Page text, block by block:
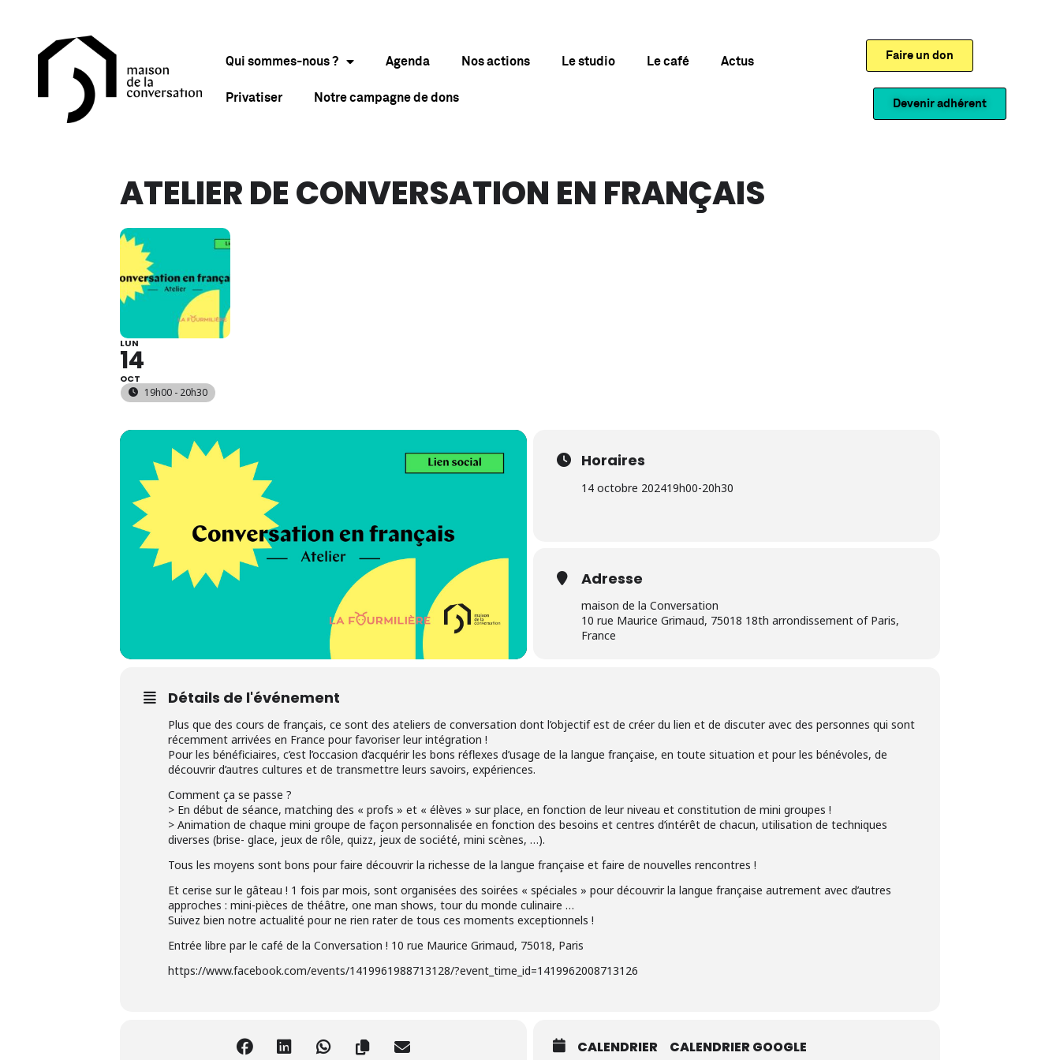
Qui sommes-nous ? Agenda Nos actions Le studio Le café Actus
Privatiser Notre campagne de dons
Faire un don
Devenir adhérent
ATELIER DE CONVERSATION EN FRANÇAIS
LUN
14
OCT
19h00 - 20h30
Horaires
14 octobre 202419h00-20h30
Adresse
maison de la Conversation
10 rue Maurice Grimaud, 75018 18th arrondissement of Paris,
France
Détails de l'événement
Plus que des cours de français, ce sont des ateliers de conversation dont l’objectif est de créer du lien et de discuter avec des personnes qui sont
récemment arrivées en France pour favoriser leur intégration !
Pour les bénéficiaires, c’est l’occasion d’acquérir les bons réflexes d’usage de la langue française, en toute situation et pour les bénévoles, de
découvrir d’autres cultures et de transmettre leurs savoirs, expériences.
Comment ça se passe ?
> En début de séance, matching des « profs » et « élèves » sur place, en fonction de leur niveau et constitution de mini groupes !
> Animation de chaque mini groupe de façon personnalisée en fonction des besoins et centres d’intérêt de chacun, utilisation de techniques
diverses (brise- glace, jeux de rôle, quizz, jeux de société, mini scènes, …).
Tous les moyens sont bons pour faire découvrir la richesse de la langue française et faire de nouvelles rencontres !
Et cerise sur le gâteau ! 1 fois par mois, sont organisées des soirées « spéciales » pour découvrir la langue française autrement avec d’autres
approches : mini-pièces de théâtre, one man shows, tour du monde culinaire …
Suivez bien notre actualité pour ne rien rater de tous ces moments exceptionnels !
Entrée libre par le café de la Conversation ! 10 rue Maurice Grimaud, 75018, Paris
https://www.facebook.com/events/1419961988713128/?event_time_id=1419962008713126
CALENDRIER CALENDRIER GOOGLE